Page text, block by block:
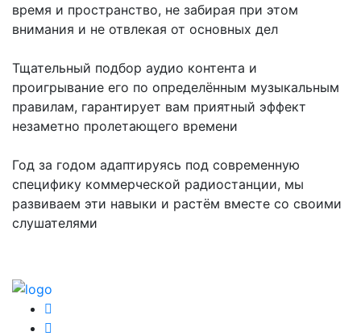
время и пространство, не забирая при этом
внимания и не отвлекая от основных дел
Тщательный подбор аудио контента и
проигрывание его по определённым музыкальным
правилам, гарантирует вам приятный эффект
незаметно пролетающего времени
Год за годом адаптируясь под современную
специфику коммерческой радиостанции, мы
развиваем эти навыки и растём вместе со своими
слушателями